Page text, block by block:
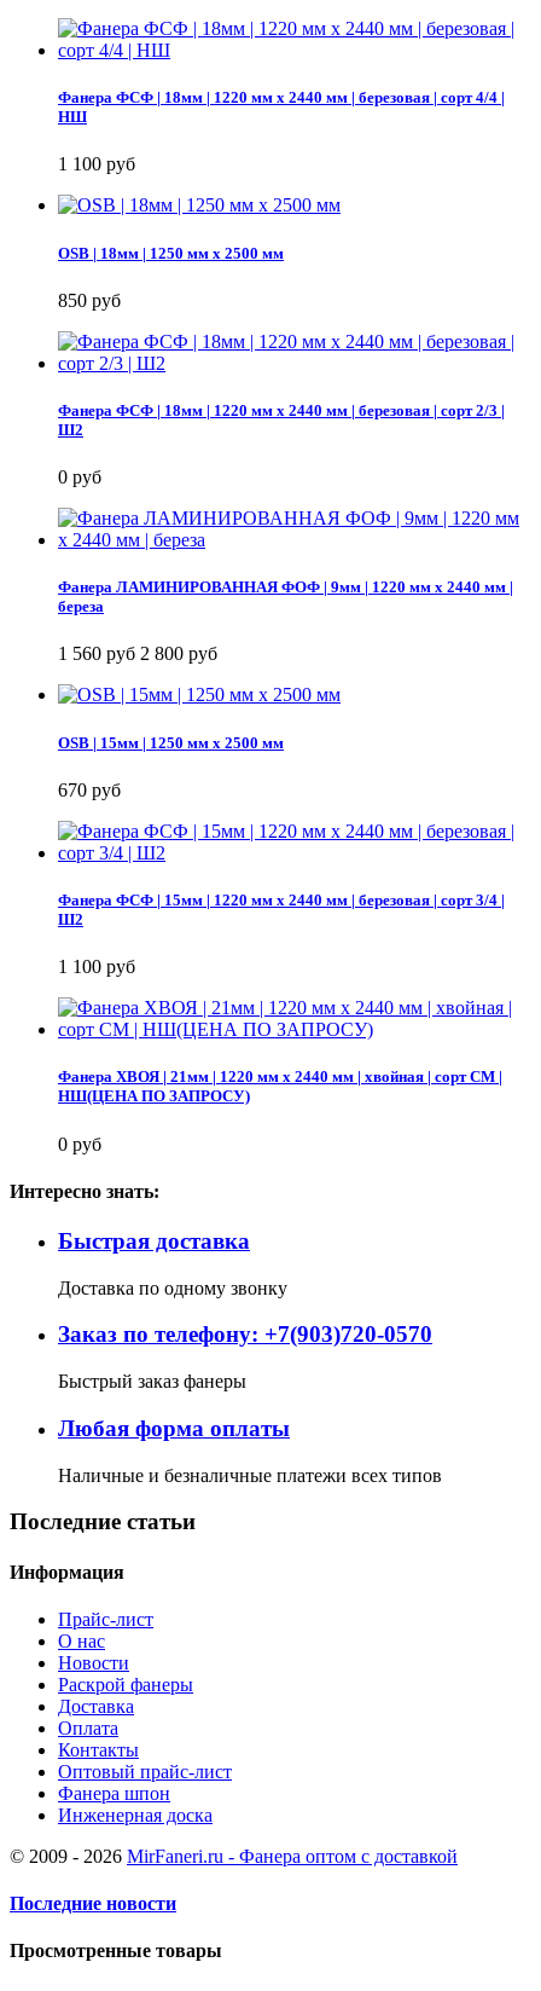
Фанера ФСФ | 18мм | 1220 мм х 2440 мм | березовая | сорт 4/4 |
НШ
1 100 руб
OSB | 18мм | 1250 мм х 2500 мм
850 руб
Фанера ФСФ | 18мм | 1220 мм х 2440 мм | березовая | сорт 2/3 |
Ш2
0 руб
Фанера ЛАМИНИРОВАННАЯ ФОФ | 9мм | 1220 мм х 2440 мм |
береза
1 560 руб 2 800 руб
OSB | 15мм | 1250 мм х 2500 мм
670 руб
Фанера ФСФ | 15мм | 1220 мм х 2440 мм | березовая | сорт 3/4 |
Ш2
1 100 руб
Фанера ХВОЯ | 21мм | 1220 мм х 2440 мм | хвойная | сорт СМ |
НШ(ЦЕНА ПО ЗАПРОСУ)
0 руб
Интересно знать:
Быстрая доставка
Доставка по одному звонку
Заказ по телефону: +7(903)720-0570
Быстрый заказ фанеры
Любая форма оплаты
Наличные и безналичные платежи всех типов
Последние статьи
Информация
Прайс-лист
О нас
Новости
Раскрой фанеры
Доставка
Оплата
Контакты
Оптовый прайс-лист
Фанера шпон
Инженерная доска
© 2009 - 2026 MirFaneri.ru - Фанера оптом с доставкой
Последние новости
Просмотренные товары